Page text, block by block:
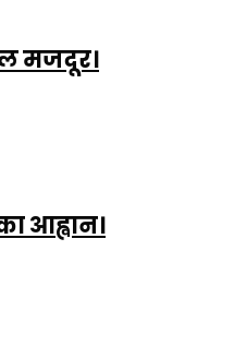
मजदूर।
आह्वान।